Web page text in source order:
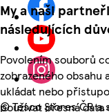
My a naši
následujících
Povolením souborů
zobrazeného obsahu
ukládat nebo
používat přesná data
©Tesco Stores ČR